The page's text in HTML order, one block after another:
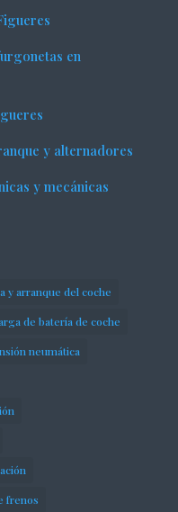
en
y alternadores
y mecánicas
y arranque del coche
de batería de coche
neumática
frenos